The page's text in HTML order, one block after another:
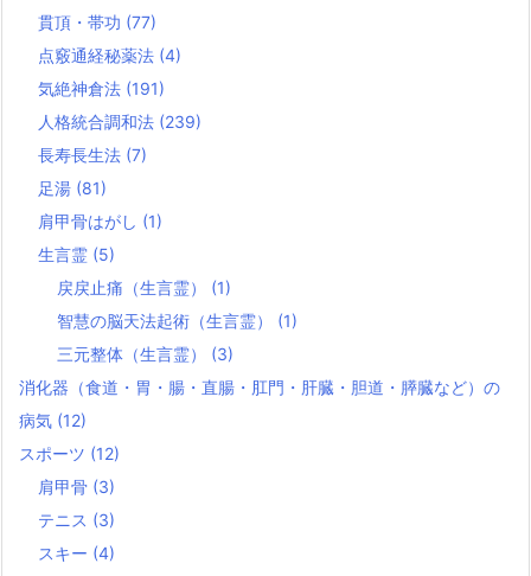
貫頂・帯功 (77)
点竅通経秘薬法 (4)
気絶神倉法 (191)
人格統合調和法 (239)
長寿長生法 (7)
足湯 (81)
肩甲骨はがし (1)
生言霊 (5)
戻戻止痛（生言霊） (1)
智慧の脳天法起術（生言霊） (1)
三元整体（生言霊） (3)
消化器（食道・胃・腸・直腸・肛門・肝臓・胆道・膵臓など）の
病気 (12)
スポーツ (12)
肩甲骨 (3)
テニス (3)
スキー (4)